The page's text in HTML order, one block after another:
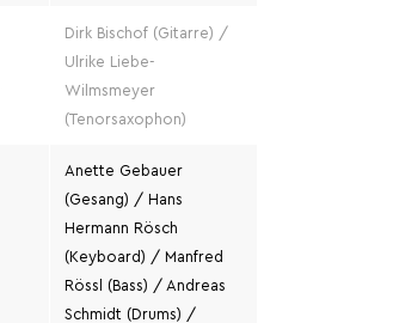
Dirk Bischof (Gitarre) /
Ulrike Liebe-
Wilmsmeyer
(Tenorsaxophon)
Anette Gebauer
(Gesang) / Hans
Hermann Rösch
(Keyboard) / Manfred
Rössl (Bass) / Andreas
Schmidt (Drums) /